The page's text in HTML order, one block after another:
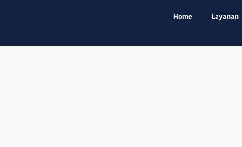
Home Layanan